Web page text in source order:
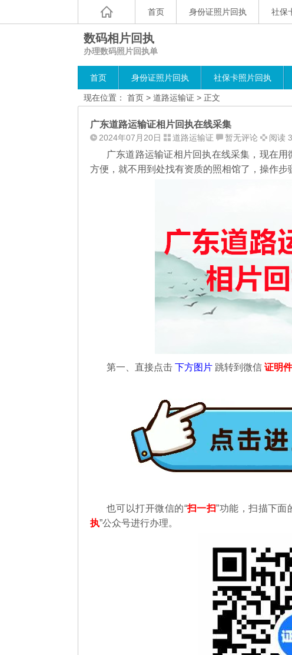
首页 身份证照片回执 社保
数码相片回执
办理数码照片回执单
首页 身份证照片回执 社保卡照片回执
现在位置： 首页 > 道路运输证 > 正文
广东道路运输证相片回执在线采集
2024年07月20日 道路运输证 暂无评论 阅读
广东道路运输证相片回执在线采集，现在
方便，就不用到处找有资质的照相馆了，操作步
第一、直接点击 下方图片 跳转到微信 证明
也可以打开微信的“扫一扫”功能，扫描下面
执”公众号进行办理。